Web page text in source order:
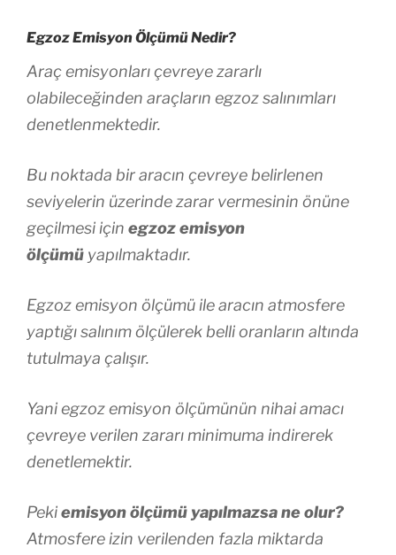
Egzoz Emisyon Ölçümü Nedir?
Araç emisyonları çevreye zararlı
olabileceğinden araçların egzoz salınımları
denetlenmektedir.
Bu noktada bir aracın çevreye belirlenen
seviyelerin üzerinde zarar vermesinin önüne
geçilmesi için egzoz emisyon
ölçümü yapılmaktadır.
Egzoz emisyon ölçümü ile aracın atmosfere
yaptığı salınım ölçülerek belli oranların altında
tutulmaya çalışır.
Yani egzoz emisyon ölçümünün nihai amacı
çevreye verilen zararı minimuma indirerek
denetlemektir.
Pekiemisyon ölçümü yapılmazsa ne olur?
Atmosfere izin verilenden fazla miktarda